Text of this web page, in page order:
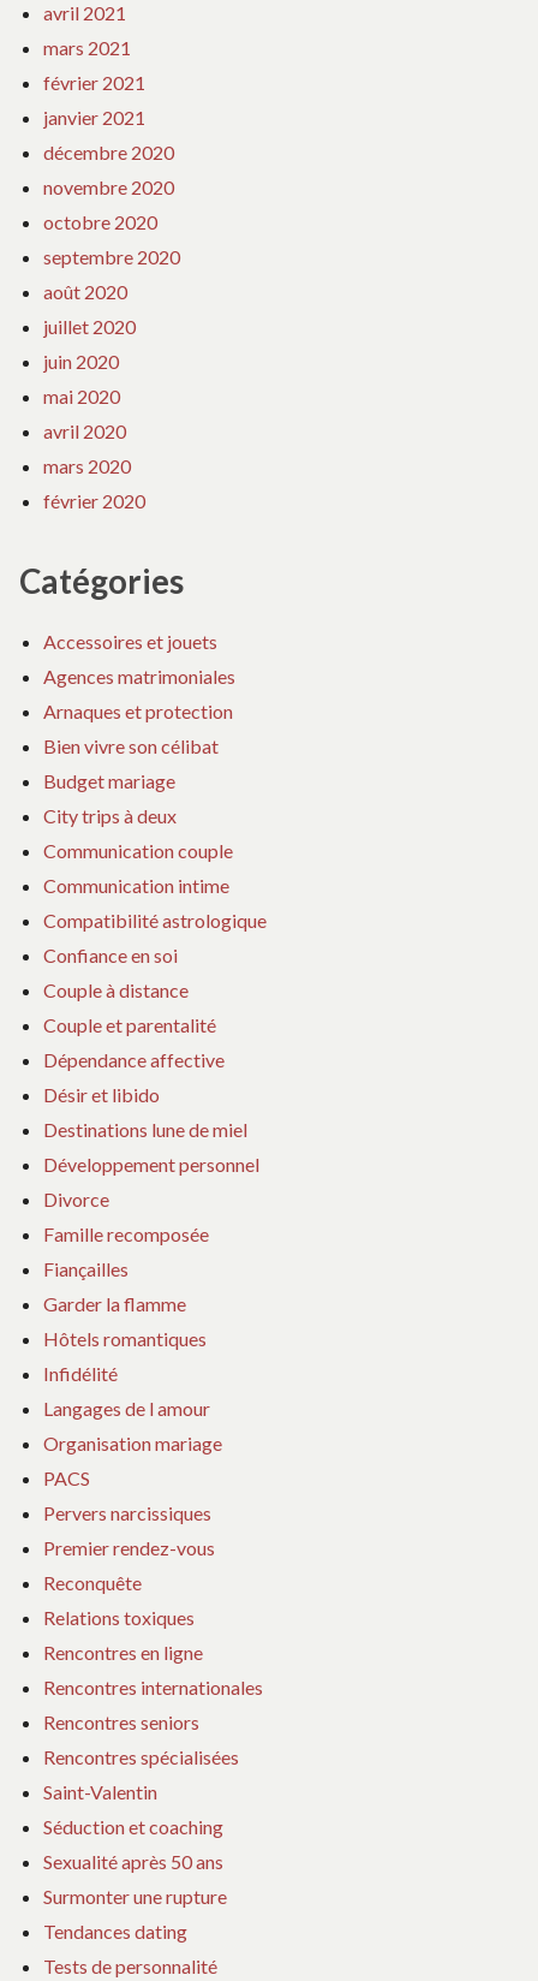
avril 2021
mars 2021
février 2021
janvier 2021
décembre 2020
novembre 2020
octobre 2020
septembre 2020
août 2020
juillet 2020
juin 2020
mai 2020
avril 2020
mars 2020
février 2020
Catégories
Accessoires et jouets
Agences matrimoniales
Arnaques et protection
Bien vivre son célibat
Budget mariage
City trips à deux
Communication couple
Communication intime
Compatibilité astrologique
Confiance en soi
Couple à distance
Couple et parentalité
Dépendance affective
Désir et libido
Destinations lune de miel
Développement personnel
Divorce
Famille recomposée
Fiançailles
Garder la flamme
Hôtels romantiques
Infidélité
Langages de l amour
Organisation mariage
PACS
Pervers narcissiques
Premier rendez-vous
Reconquête
Relations toxiques
Rencontres en ligne
Rencontres internationales
Rencontres seniors
Rencontres spécialisées
Saint-Valentin
Séduction et coaching
Sexualité après 50 ans
Surmonter une rupture
Tendances dating
Tests de personnalité